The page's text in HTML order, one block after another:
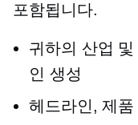
포함됩니다.
귀하의 산업
인 생성
헤드라인, 제